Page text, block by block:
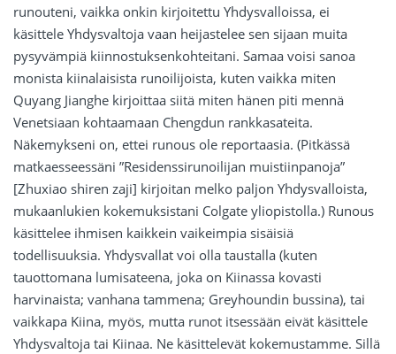
runouteni, vaikka onkin kirjoitettu Yhdysvalloissa, ei
käsittele Yhdysvaltoja vaan heijastelee sen sijaan muita
pysyvämpiä kiinnostuksenkohteitani. Samaa voisi sanoa
monista kiinalaisista runoilijoista, kuten vaikka miten
Quyang Jianghe kirjoittaa siitä miten hänen piti mennä
Venetsiaan kohtaamaan Chengdun rankkasateita.
Näkemykseni on, ettei runous ole reportaasia. (Pitkässä
matkaesseessäni ”Residenssirunoilijan muistiinpanoja”
[Zhuxiao shiren zaji] kirjoitan melko paljon Yhdysvalloista,
mukaanlukien kokemuksistani Colgate yliopistolla.) Runous
käsittelee ihmisen kaikkein vaikeimpia sisäisiä
todellisuuksia. Yhdysvallat voi olla taustalla (kuten
tauottomana lumisateena, joka on Kiinassa kovasti
harvinaista; vanhana tammena; Greyhoundin bussina), tai
vaikkapa Kiina, myös, mutta runot itsessään eivät käsittele
Yhdysvaltoja tai Kiinaa. Ne käsittelevät kokemustamme. Sillä